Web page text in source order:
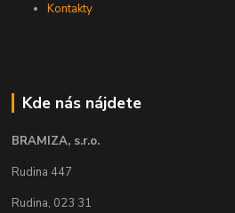
Kontakty
Kde nás nájdete
BRAMIZA, s.r.o.
Rudina 447
Rudina, 023 31